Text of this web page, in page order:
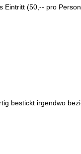
Eintritt (50,-- pro
bestickt irgendwo